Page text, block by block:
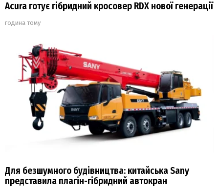
Acura готує гібридний кросовер RDX нової генерації
година тому
Для безшумного будівництва: китайська Sany
представила плагін-гібридний автокран